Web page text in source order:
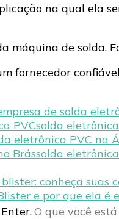
na qual ela
máquina de solda.
fornecedor
de solda
PVCsolda
eletrônica PVC na
Brássolda
conheça suas
e por que ela é